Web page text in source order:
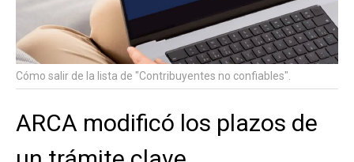
Cómo salir de la lista de "Contribuyentes no confiables".
ARCA modificó los plazos de